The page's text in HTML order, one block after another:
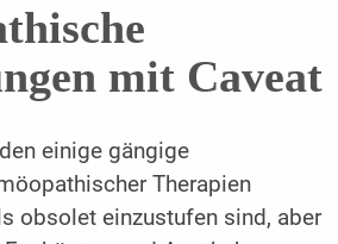
mit Caveat
einige gängige
Therapien
obsolet einzustufen sind, aber